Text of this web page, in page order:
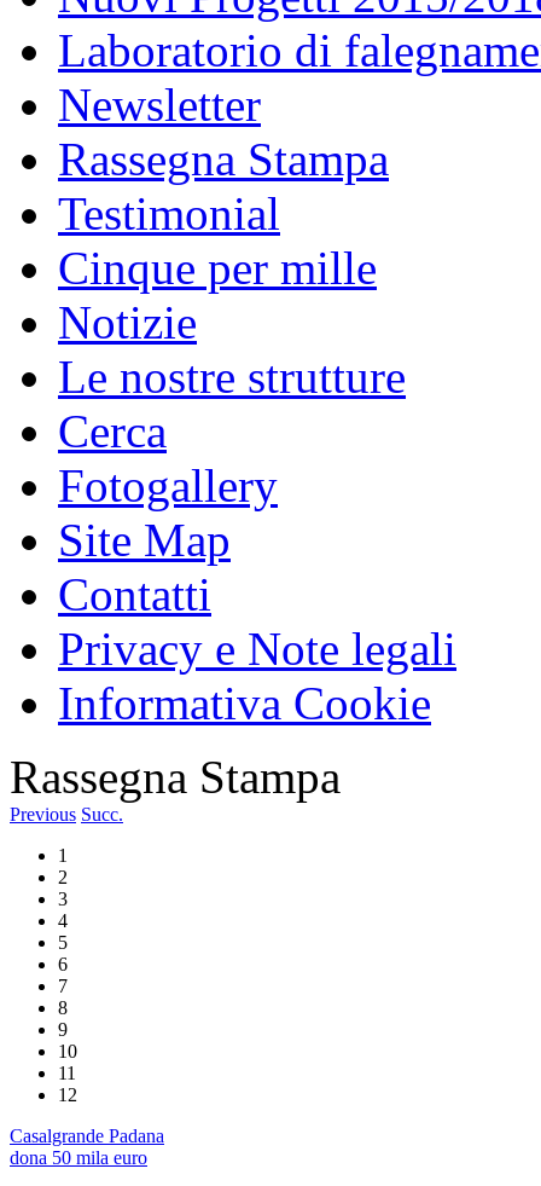
Laboratorio di
Newsletter
Rassegna Stampa
Testimonial
Cinque per mille
Notizie
Le nostre strutture
Cerca
Fotogallery
Site Map
Contatti
Privacy e Note legali
Informativa Cookie
Rassegna Stampa
Previous Succ.
1
2
3
4
5
6
7
8
9
10
11
12
Casalgrande Padana
dona 50 mila euro